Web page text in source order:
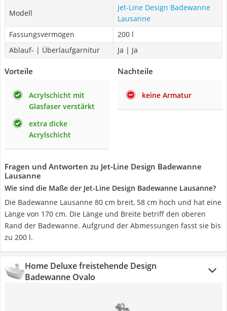
Modell
Jet-Line Design Badewanne
Lausanne
Fassungsvermögen
200 l
Ablauf- | Überlaufgarnitur
Ja | Ja
Vorteile
Acrylschicht mit
Glasfaser verstärkt
extra dicke
Acrylschicht
Nachteile
keine Armatur
Fragen und Antworten zu Jet-Line Design Badewanne
Lausanne
Wie sind die Maße der Jet-Line Design Badewanne Lausanne?
Die Badewanne Lausanne 80 cm breit, 58 cm hoch und hat eine
Länge von 170 cm. Die Länge und Breite betriff den oberen
Rand der Badewanne. Aufgrund der Abmessungen fasst sie bis
zu 200 l.
Home Deluxe freistehende Design
Badewanne Ovalo